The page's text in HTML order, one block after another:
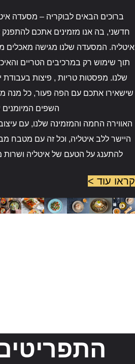
ברוכים הבאים לבוקריה – מסעדה
חדשני, בה אנו מזמינים אתכם
איטליה. המסעדה שלנו מגישה מאכלים
תוך שימוש רק במרכיבים הטריים
שלנו. מפסטות טריות , פיצות בעבודת
שישאירו אתכם עם הפה פעור, כל מנה
השפים המיומנים
האווירה החמה והמזמינה שלנו, עם
היישר ללב איטליה, וכל זה עם מטבח
להתענג על הטעם של איטליה ושרות
קראו עוד >